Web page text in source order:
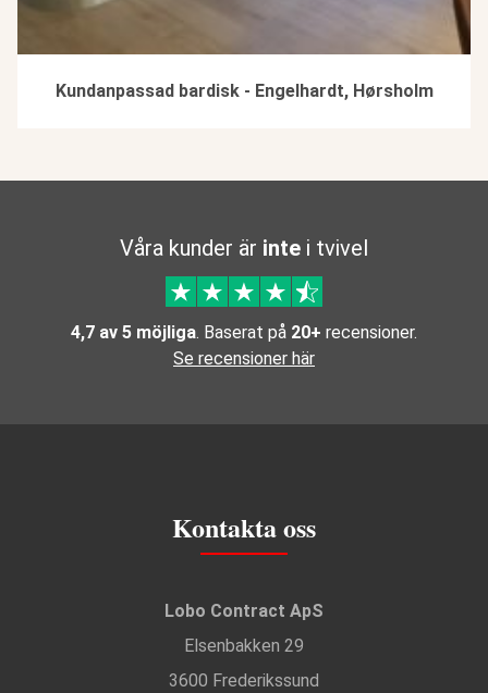
Kundanpassad bardisk - Engelhardt, Hørsholm
Våra kunder är inte i tvivel
4,7 av 5 möjliga. Baserat på 20+ recensioner.
Se recensioner här
Kontakta oss
Lobo Contract ApS
Elsenbakken 29
3600 Frederikssund